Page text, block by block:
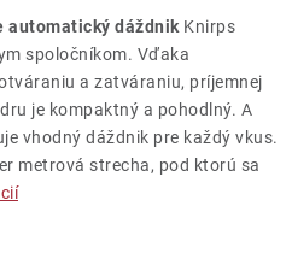
automatický dáždnik Knirps
spoločníkom. Vďaka
a zatváraniu, príjemnej
je kompaktný a pohodlný. A
vhodný dáždnik pre každý vkus.
metrová strecha, pod ktorú sa